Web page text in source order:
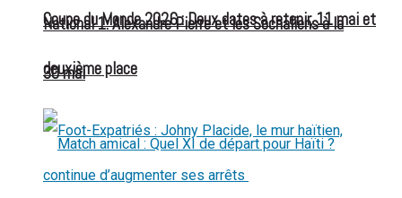
Coupe du Monde 2026 : Deux dates à retenir, 11 mai et
30 mai
National 1: Alexandre Pierre et les Sochaliens à la
deuxième place